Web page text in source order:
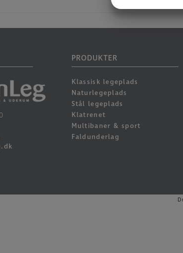
PRODUKTER
Klassisk legeplads
Naturlegeplads
Stål legeplads
Klatrenet
Multibaner & sport
Faldunderlag